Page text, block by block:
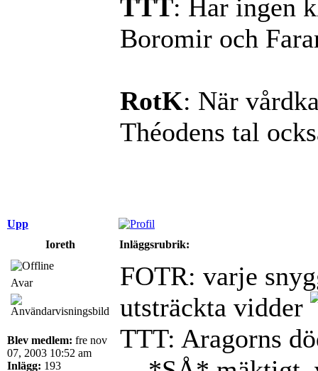
TTT: Har ingen
Boromir och
RotK: När
Théodens tal
Upp
Ioreth
Inläggsrubrik:
Avar
Blev medlem: fre nov
07, 2003 10:52 am
Inlägg: 193
FOTR: varje
utsträckta vidder
TTT: Aragorns